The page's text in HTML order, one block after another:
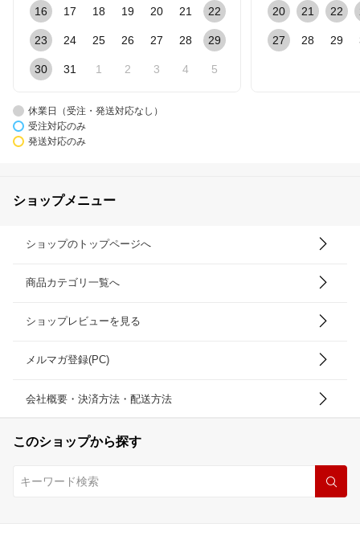
16 17 18 19 20 21 22
23 24 25 26 27 28 29
30 31 1 2 3 4 5
20 21 22
27 28 29
休業日（受注・発送対応なし）
受注対応のみ
発送対応のみ
ショップメニュー
ショップのトップページへ
商品カテゴリ一覧へ
ショップレビューを見る
メルマガ登録(PC)
会社概要・決済方法・配送方法
このショップから探す